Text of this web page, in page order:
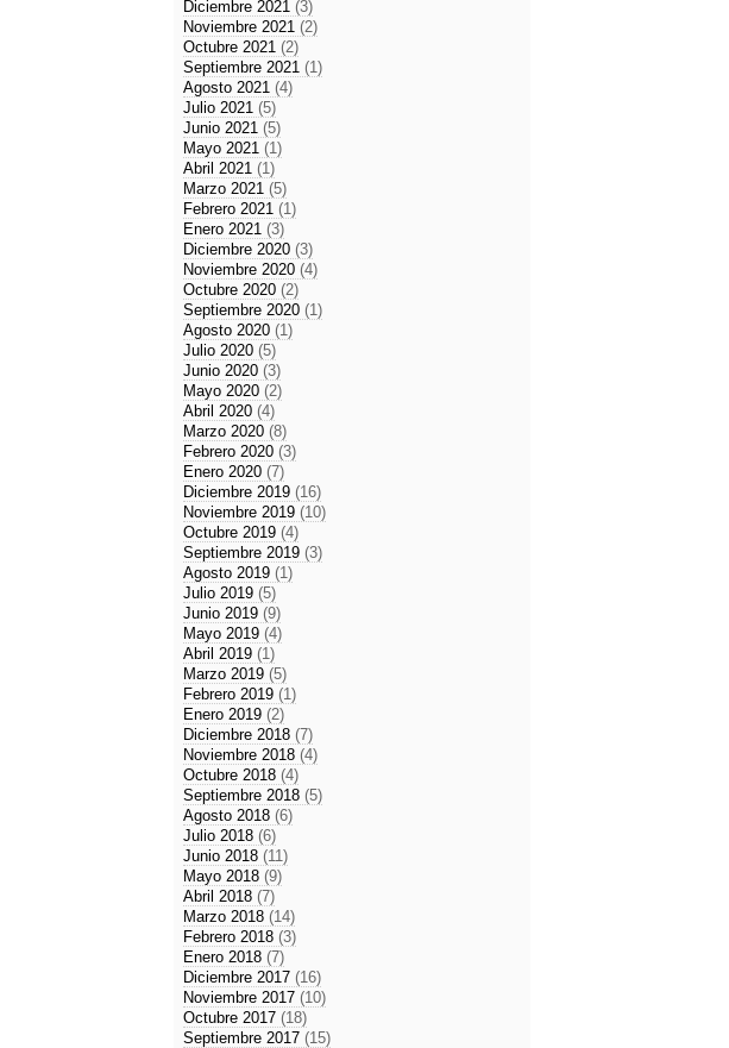
Diciembre 2021 (3)
Noviembre 2021 (2)
Octubre 2021 (2)
Septiembre 2021 (1)
Agosto 2021 (4)
Julio 2021 (5)
Junio 2021 (5)
Mayo 2021 (1)
Abril 2021 (1)
Marzo 2021 (5)
Febrero 2021 (1)
Enero 2021 (3)
Diciembre 2020 (3)
Noviembre 2020 (4)
Octubre 2020 (2)
Septiembre 2020 (1)
Agosto 2020 (1)
Julio 2020 (5)
Junio 2020 (3)
Mayo 2020 (2)
Abril 2020 (4)
Marzo 2020 (8)
Febrero 2020 (3)
Enero 2020 (7)
Diciembre 2019 (16)
Noviembre 2019 (10)
Octubre 2019 (4)
Septiembre 2019 (3)
Agosto 2019 (1)
Julio 2019 (5)
Junio 2019 (9)
Mayo 2019 (4)
Abril 2019 (1)
Marzo 2019 (5)
Febrero 2019 (1)
Enero 2019 (2)
Diciembre 2018 (7)
Noviembre 2018 (4)
Octubre 2018 (4)
Septiembre 2018 (5)
Agosto 2018 (6)
Julio 2018 (6)
Junio 2018 (11)
Mayo 2018 (9)
Abril 2018 (7)
Marzo 2018 (14)
Febrero 2018 (3)
Enero 2018 (7)
Diciembre 2017 (16)
Noviembre 2017 (10)
Octubre 2017 (18)
Septiembre 2017 (15)